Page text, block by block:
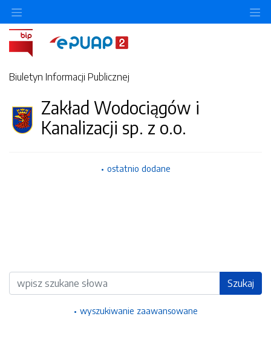
Biuletyn Informacji Publicznej
Zakład Wodociągów i
Kanalizacji sp. z o.o.
ostatnio dodane
Wyszukiwarka Szukaj
wyszukiwanie zaawansowane